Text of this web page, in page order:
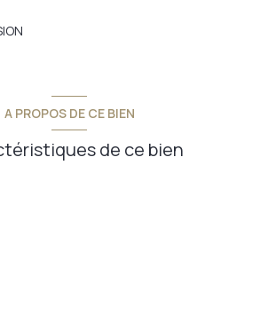
A PROPOS DE CE BIEN
de ce bien